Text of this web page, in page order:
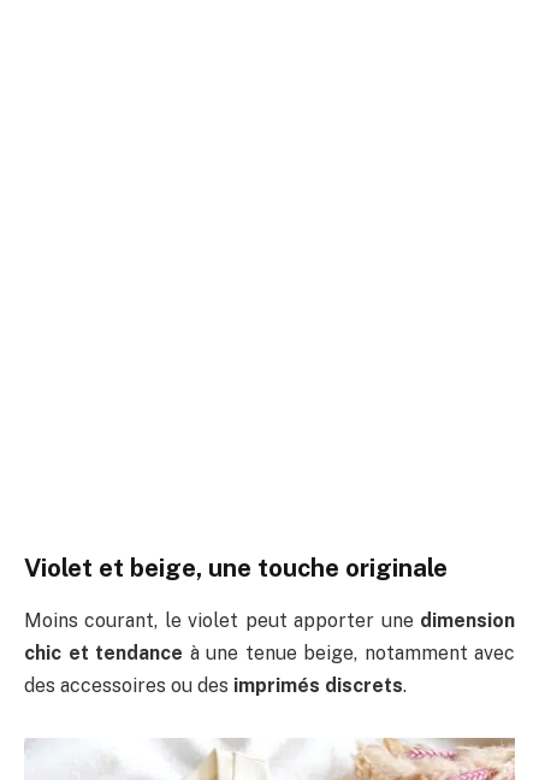
Violet et beige, une touche originale
Moins courant, le violet peut apporter une dimension
chic et tendance à une tenue beige, notamment avec
des accessoires ou des imprimés discrets.